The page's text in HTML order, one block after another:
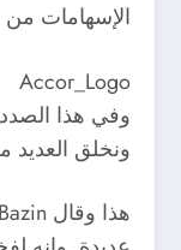
الإسهامات من
Accor_Logo
ونخلق العديد